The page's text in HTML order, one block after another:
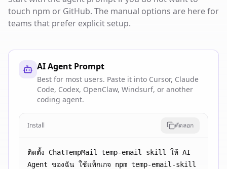
touch npm or GitHub. The manual options are here for
teams that prefer explicit setup.
AI Agent Prompt
Best for most users. Paste it into Cursor, Claude
Code, Codex, OpenClaw, Windsurf, or another
coding agent.
Install คัดลอก
ติดตั้ง ChatTempMail temp-email skill ให้ AI
Agent ของฉัน ใช้แพ็กเกจ npm temp-email-skill